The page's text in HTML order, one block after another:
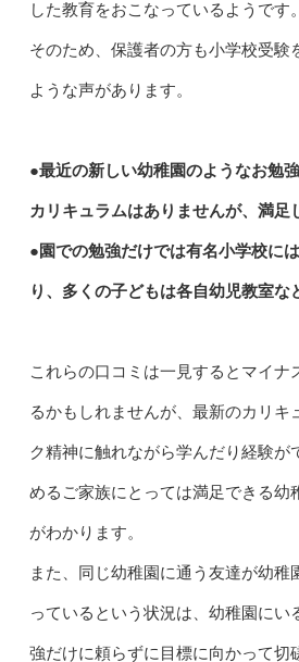
した教育をおこなっているようです。
そのため、保護者の方も小学校受験
ような声があります。
●最近の新しい幼稚園のようなお勉
カリキュラムはありませんが、満足
●園での勉強だけでは有名小学校に
り、多くの子どもは各自幼児教室な
これらの口コミは一見するとマイナ
るかもしれませんが、最新のカリキ
ク精神に触れながら学んだり経験が
めるご家族にとっては満足できる幼
がわかります。
また、同じ幼稚園に通う友達が幼稚
っているという状況は、幼稚園にい
強だけに頼らずに目標に向かって切